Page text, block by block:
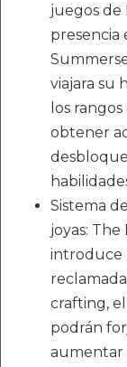
juegos de
presencia
viajara su
los
obtener
Sistema
joyas:
introduce
crafting,
podrán
aumentar